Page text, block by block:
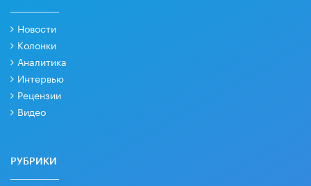
Новости
Колонки
Аналитика
Интервью
Рецензии
Видео
РУБРИКИ